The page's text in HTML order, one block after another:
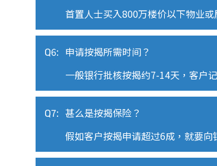
首置人士买入800万楼价以下物业
Q6: 申请按揭所需时间？
一般银行批核按揭约7-14天，客户
Q7: 甚么是按揭保险？
假如客户按揭申请超过6成，就要向